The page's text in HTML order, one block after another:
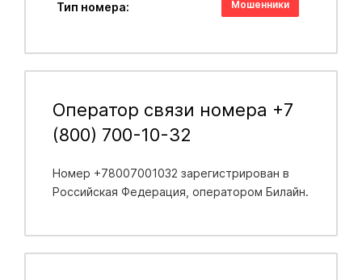
Тип номера: Мошенники
Оператор связи номера +7
(800) 700-10-32
Номер +78007001032 зарегистрирован в
Российская Федерация , оператором Билайн.